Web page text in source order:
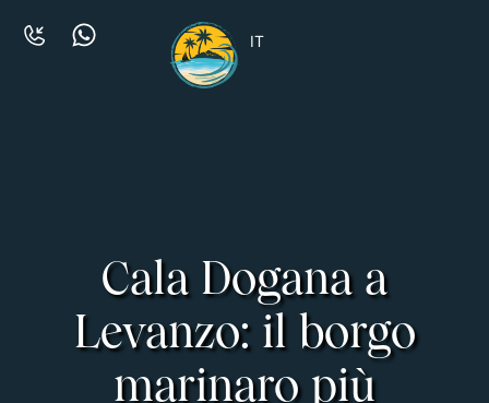
IT
Cala Dogana a
Levanzo: il borgo
marinaro più